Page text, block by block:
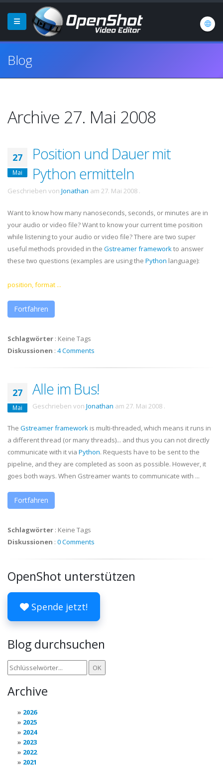
Blog
Archive 27. Mai 2008
27
Mai
Position und Dauer mit
Python ermitteln
Geschrieben von Jonathan am 27. Mai 2008 .
Want to know how many nanoseconds, seconds, or minutes are in
your audio or video file? Want to know your current time position
while listening to your audio or video file? There are two super
useful methods provided in the Gstreamerframeworkto answer
these two questions (examples are using the Python language):
position, format ...
Fortfahren
Schlagwörter : Keine Tags
Diskussionen : 4 Comments
27
Mai
Alle im Bus!
Geschrieben von Jonathan am 27. Mai 2008 .
The Gstreamerframework is multi-threaded, which means it runs in
a different thread (or many threads)... and thus you can not directly
communicate with it via Python. Requests have to be sent to the
pipeline, and they are completed as soon as possible. However, it
goes both ways. When Gstreamerwants to communicate with ...
Fortfahren
Schlagwörter : Keine Tags
Diskussionen : 0 Comments
OpenShot unterstützen
Spende jetzt!
Blog durchsuchen
Archive
2026
2025
2024
2023
2022
2021